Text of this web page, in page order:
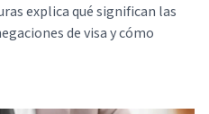
explica qué significan las
de visa y cómo